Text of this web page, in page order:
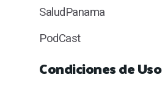
SaludPanama
PodCast
Condiciones de Uso